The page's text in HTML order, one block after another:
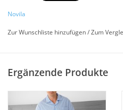
Hochwertiger Schlafanzug für
und aus hochwertigem Baumwoll
Paspellierung an Kragen und
verstellbaren Knöpfe an der
Bund innen machen diesen
angenehm zu tragen.
Novila
Zur Wunschliste hinzufügen/Zum
Ergänzende Produkte